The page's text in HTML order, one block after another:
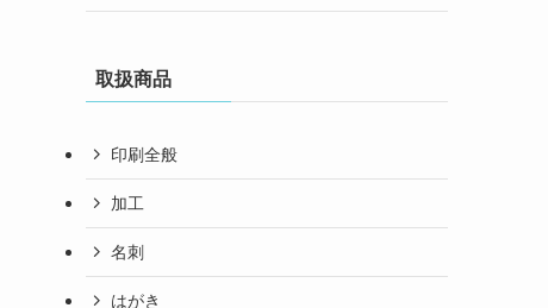
取扱商品
印刷全般
加工
名刺
はがき